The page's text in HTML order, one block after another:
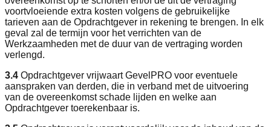
voortvloeiende extra kosten volgens de gebruikelijke
tarieven aan de Opdrachtgever in rekening te brengen. In elk
geval zal de termijn voor het verrichten van de
Werkzaamheden met de duur van de vertraging worden
verlengd.
3.4 Opdrachtgever vrijwaart GevelPRO voor eventuele
aanspraken van derden, die in verband met de uitvoering
van de overeenkomst schade lijden en welke aan
Opdrachtgever toerekenbaar is.